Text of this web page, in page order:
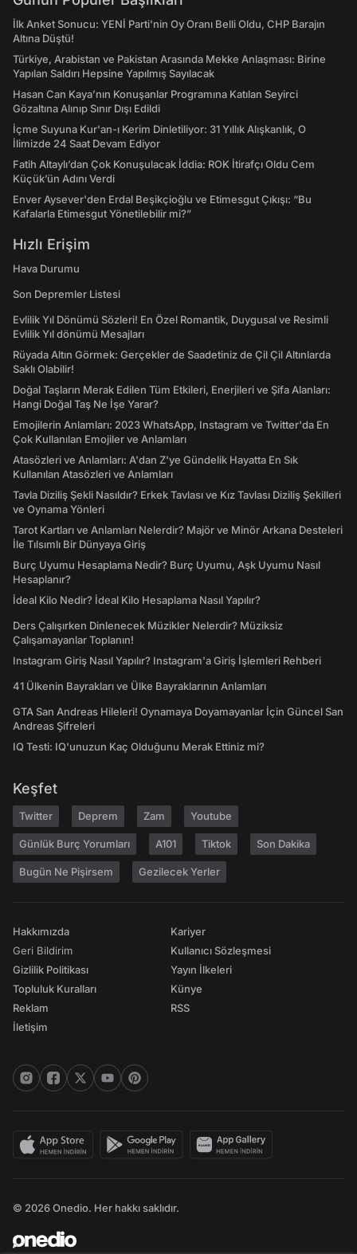
İlk Anket Sonucu: YENİ Parti'nin Oy Oranı Belli Oldu, CHP Barajın
Altına Düştü!
Türkiye, Arabistan ve Pakistan Arasında Mekke Anlaşması: Birine
Yapılan Saldırı Hepsine Yapılmış Sayılacak
Hasan Can Kaya’nın Konuşanlar Programına Katılan Seyirci
Gözaltına Alınıp Sınır Dışı Edildi
İçme Suyuna Kur'an-ı Kerim Dinletiliyor: 31 Yıllık Alışkanlık, O
İlimizde 24 Saat Devam Ediyor
Fatih Altaylı’dan Çok Konuşulacak İddia: ROK İtirafçı Oldu Cem
Küçük’ün Adını Verdi
Enver Aysever'den Erdal Beşikçioğlu ve Etimesgut Çıkışı: “Bu
Kafalarla Etimesgut Yönetilebilir mi?”
Hızlı Erişim
Hava Durumu
Son Depremler Listesi
Evlilik Yıl Dönümü Sözleri! En Özel Romantik, Duygusal ve Resimli
Evlilik Yıl dönümü Mesajları
Rüyada Altın Görmek: Gerçekler de Saadetiniz de Çil Çil Altınlarda
Saklı Olabilir!
Doğal Taşların Merak Edilen Tüm Etkileri, Enerjileri ve Şifa Alanları:
Hangi Doğal Taş Ne İşe Yarar?
Emojilerin Anlamları: 2023 WhatsApp, Instagram ve Twitter'da En
Çok Kullanılan Emojiler ve Anlamları
Atasözleri ve Anlamları: A'dan Z'ye Gündelik Hayatta En Sık
Kullanılan Atasözleri ve Anlamları
Tavla Diziliş Şekli Nasıldır? Erkek Tavlası ve Kız Tavlası Diziliş Şekilleri
ve Oynama Yönleri
Tarot Kartları ve Anlamları Nelerdir? Majör ve Minör Arkana Desteleri
İle Tılsımlı Bir Dünyaya Giriş
Burç Uyumu Hesaplama Nedir? Burç Uyumu, Aşk Uyumu Nasıl
Hesaplanır?
İdeal Kilo Nedir? İdeal Kilo Hesaplama Nasıl Yapılır?
Ders Çalışırken Dinlenecek Müzikler Nelerdir? Müziksiz
Çalışamayanlar Toplanın!
Instagram Giriş Nasıl Yapılır? Instagram'a Giriş İşlemleri Rehberi
41 Ülkenin Bayrakları ve Ülke Bayraklarının Anlamları
GTA San Andreas Hileleri! Oynamaya Doyamayanlar İçin Güncel San
Andreas Şifreleri
IQ Testi: IQ'unuzun Kaç Olduğunu Merak Ettiniz mi?
Keşfet
Twitter Deprem Zam Youtube
Günlük Burç Yorumları A101 Tiktok Son Dakika
Bugün Ne Pişirsem Gezilecek Yerler
Hakkımızda
Geri Bildirim
Gizlilik Politikası
Topluluk Kuralları
Reklam
İletişim
Kariyer
Kullanıcı Sözleşmesi
Yayın İlkeleri
Künye
RSS
© 2026 Onedio. Her hakkı saklıdır.